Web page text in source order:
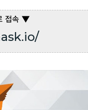
접속 ▼